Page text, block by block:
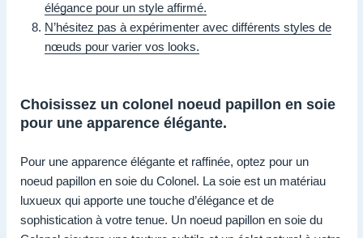
élégance pour un style affirmé.
N’hésitez pas à expérimenter avec différents styles de
nœuds pour varier vos looks.
Choisissez un colonel noeud papillon en soie
pour une apparence élégante.
Pour une apparence élégante et raffinée, optez pour un
noeud papillon en soie du Colonel. La soie est un matériau
luxueux qui apporte une touche d’élégance et de
sophistication à votre tenue. Un noeud papillon en soie du